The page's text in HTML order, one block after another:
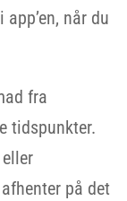
når du
fra
tidspunkter.
på det